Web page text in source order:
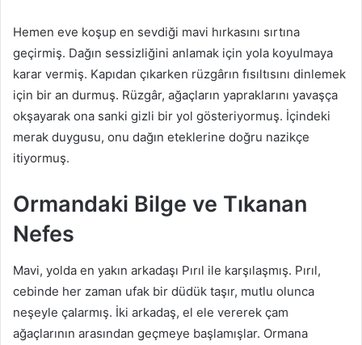
Hemen eve koşup en sevdiği mavi hırkasını sırtına
geçirmiş. Dağın sessizliğini anlamak için yola koyulmaya
karar vermiş. Kapıdan çıkarken rüzgârın fısıltısını dinlemek
için bir an durmuş. Rüzgâr, ağaçların yapraklarını yavaşça
okşayarak ona sanki gizli bir yol gösteriyormuş. İçindeki
merak duygusu, onu dağın eteklerine doğru nazikçe
itiyormuş.
Ormandaki Bilge ve Tıkanan
Nefes
Mavi, yolda en yakın arkadaşı Pırıl ile karşılaşmış. Pırıl,
cebinde her zaman ufak bir düdük taşır, mutlu olunca
neşeyle çalarmış. İki arkadaş, el ele vererek çam
ağaçlarının arasından geçmeye başlamışlar. Ormana